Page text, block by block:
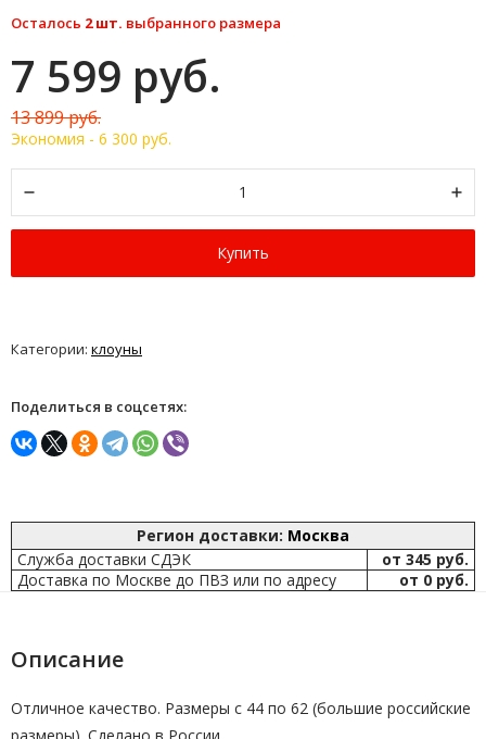
Осталось 2 шт. выбранного размера
7 599 руб.
13 899 руб.
Экономия - 6 300 руб.
Купить
Категории: клоуны
Поделиться в соцсетях:
Регион доставки: Москва
Служба доставки СДЭК
от 345 руб.
Доставка по Москве до ПВЗ или по адресу
от 0 руб.
Описание
Отличное качество. Размеры с 44 по 62 (большие российские
размеры). Сделано в России.